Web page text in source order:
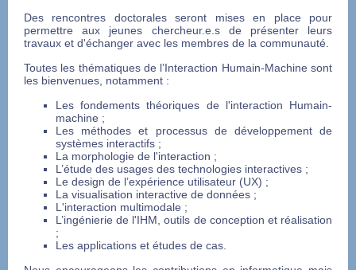
Des rencontres doctorales seront mises en place pour
permettre aux jeunes chercheur.e.s de présenter leurs
travaux et d'échanger avec les membres de la communauté.
Toutes les thématiques de l’Interaction Humain-Machine sont
les bienvenues, notamment :
Les fondements théoriques de l'interaction Humain-
machine ;
Les méthodes et processus de développement de
systèmes interactifs ;
La morphologie de l'interaction ;
L’étude des usages des technologies interactives ;
Le design de l’expérience utilisateur (UX) ;
La visualisation interactive de données ;
L'interaction multimodale ;
L’ingénierie de l'IHM, outils de conception et réalisation
;
Les applications et études de cas.